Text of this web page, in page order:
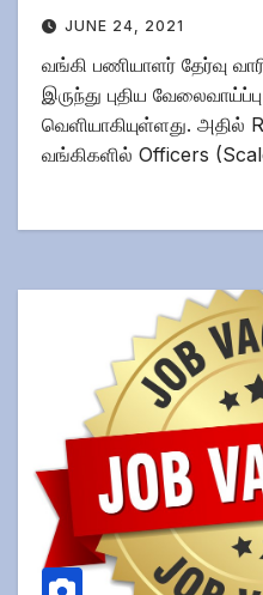
JUNE 24, 2021
வங்கி பணியாளர் தேர்வு
இருந்து புதிய
வெளியாகியுள்ளது. அதில்
வங்கிகளில் Officers